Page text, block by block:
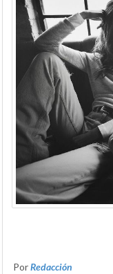
PorRedacción